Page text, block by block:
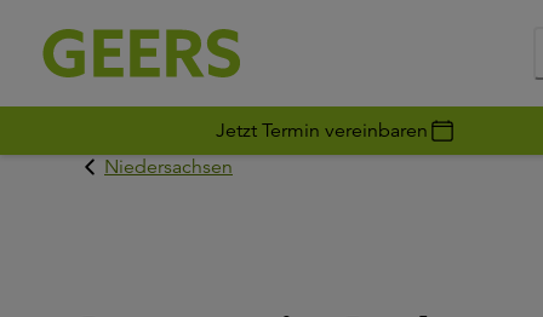
Jetzt Termin vereinbaren
Niedersachsen